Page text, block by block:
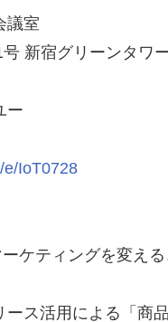
議室
新宿グリーンタワー
ー
e/IoT0728
ケティングを変え
ス活用による「商